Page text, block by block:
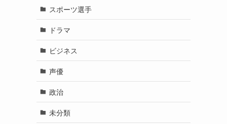
スポーツ選手
ドラマ
ビジネス
声優
政治
未分類